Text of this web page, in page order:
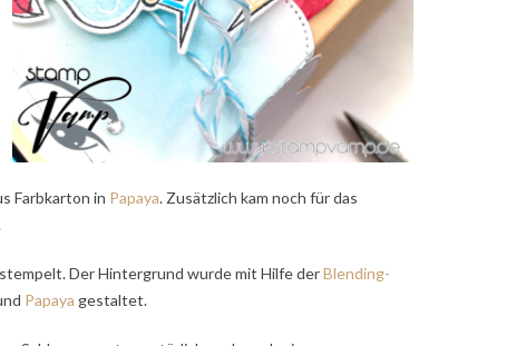
Farbkarton in Papaya. Zusätzlich kam noch für das
Der Hintergrund wurde mit Hilfe derBlending-
Papaya gestaltet.